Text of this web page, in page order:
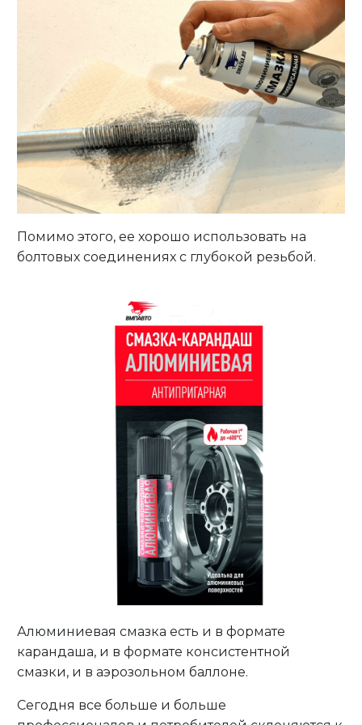
Помимо этого, ее хорошо использовать на
болтовых соединениях с глубокой резьбой.
Алюминиевая смазка есть и в формате
карандаша, и в формате консистентной
смазки, и в аэрозольном баллоне.
Сегодня все больше и больше